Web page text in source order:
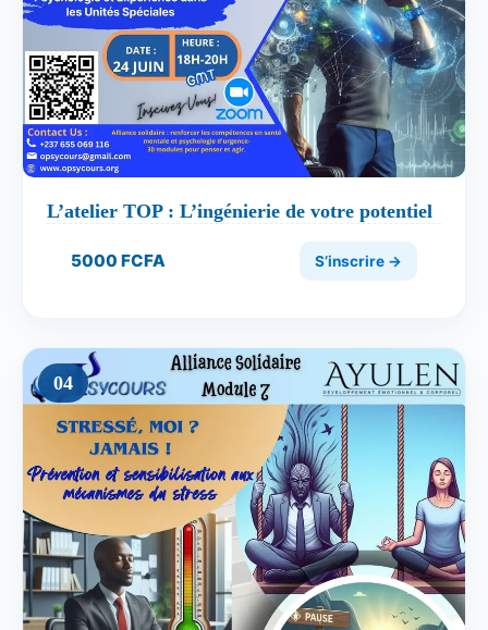
L’atelier TOP : L’ingénierie de votre potentiel
5000 FCFA S’inscrire →
04